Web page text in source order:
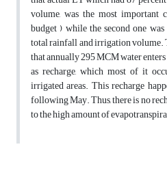
volume, was the most important
budget ) while the second one
total rainfall and irrigation volume.
that annually 295 MCM water
as recharge, which most of it
irrigated areas. This recharge
following May. Thus, there is no
to the high amount of